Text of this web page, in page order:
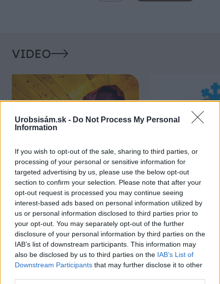
Urobsisám.sk - Do Not Process My Personal
Information
If you wish to opt-out of the sale, sharing to third parties, or
processing of your personal or sensitive information for
targeted advertising by us, please use the below opt-out
section to confirm your selection. Please note that after your
opt-out request is processed you may continue seeing
interest-based ads based on personal information utilized by
us or personal information disclosed to third parties prior to
your opt-out. You may separately opt-out of the further
disclosure of your personal information by third parties on the
IAB’s list of downstream participants. This information may
also be disclosed by us to third parties on the IAB’s List of
Downstream Participants that may further disclose it to other
VIDEO
Chcete dominantu interiéru,
ktorá pritiahne pohľady?
Vyrobte si takéto masívne
orechové svietidlo
Prečo klasická
potrubia v
ako to vyriešiť
NAJČÍTANEJŠIE